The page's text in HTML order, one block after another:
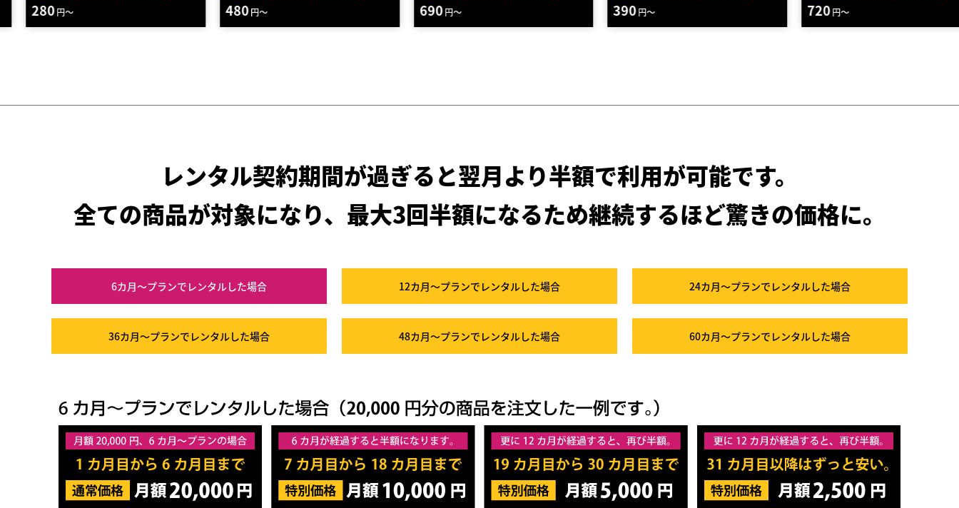
280円～ 480円～ 690円～ 390円～ 720円～
レンタル契約期間が過ぎると翌月より半額で利用が可能です。
全ての商品が対象になり、最大3回半額になるため継続するほど驚きの価格に。
6カ月～プランでレンタルした場合 12カ月～プランでレンタルした場合 24カ月～プランでレンタルした場合
36カ月～プランでレンタルした場合 48カ月～プランでレンタルした場合 60カ月～プランでレンタルした場合